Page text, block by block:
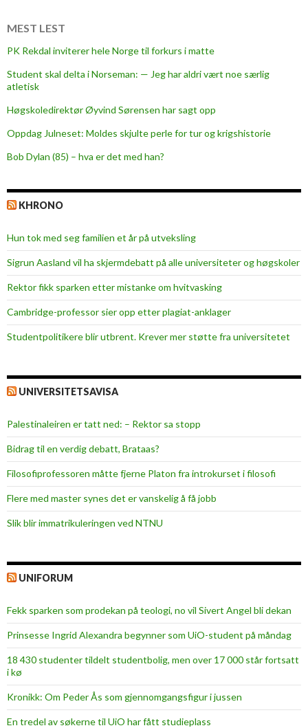
MEST LEST
PK Rekdal inviterer hele Norge til forkurs i matte
Student skal delta i Norseman: — Jeg har aldri vært noe særlig
atletisk
Høgskoledirektør Øyvind Sørensen har sagt opp
Oppdag Julneset: Moldes skjulte perle for tur og krigshistorie
Bob Dylan (85) – hva er det med han?
KHRONO
Hun tok med seg familien et år på utveksling
Sigrun Aasland vil ha skjerm­debatt på alle universiteter og høgskoler
Rektor fikk sparken etter mistanke om hvitvasking
Cambridge-professor sier opp etter plagiat-anklager
Studentpolitikere blir utbrent. Krever mer støtte fra universitetet
UNIVERSITETSAVISA
Palestinaleiren er tatt ned: – Rektor sa stopp
Bidrag til en verdig debatt, Brataas?
Filosofiprofessoren måtte fjerne Platon fra introkurset i filosofi
Flere med master synes det er vanskelig å få jobb
Slik blir immatrikuleringen ved NTNU
UNIFORUM
Fekk sparken som prodekan på teologi, no vil Sivert Angel bli dekan
Prinsesse Ingrid Alexandra begynner som UiO-student på måndag
18 430 studenter tildelt studentbolig, men over 17 000 står fortsatt
i kø
Kronikk: Om Peder Ås som gjennomgangsfigur i jussen
En tredel av søkerne til UiO har fått studieplass